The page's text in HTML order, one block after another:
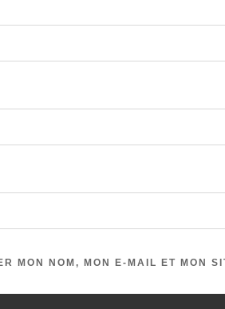
MON NOM, MON E-MAIL ET MON